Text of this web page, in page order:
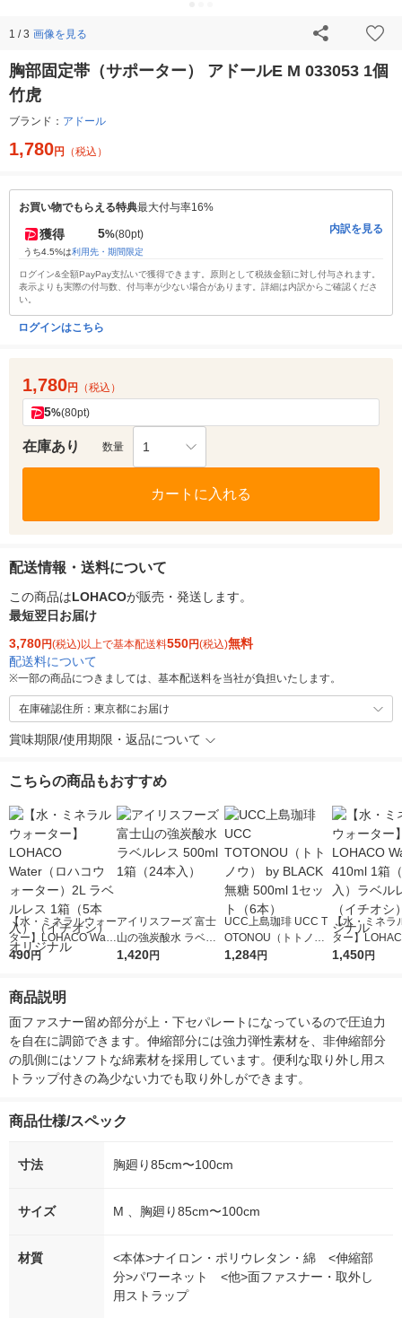
1 / 3 画像を見る
胸部固定帯（サポーター） アドールE M 033053 1個
竹虎
ブランド： アドール
1,780円 （税込）
お買い物でもらえる特典最大付与率16%
獲得 5%(80pt)
うち4.5%は利用先・期間限定
内訳を見る
ログイン&全額PayPay支払いで獲得できます。原則として税抜金額に対し付与されます。
表示よりも実際の付与数、付与率が少ない場合があります。詳細は内訳からご確認くださ
い。
ログインはこちら
1,780円 （税込）
5%(80pt)
在庫あり 数量 1
カートに入れる
配送情報・送料について
この商品はLOHACOが販売・発送します。
最短翌日お届け
3,780円(税込)以上で基本配送料550円(税込)無料
配送料について
※一部の商品につきましては、基本配送料を当社が負担いたします。
在庫確認住所：東京都にお届け
賞味期限/使用期限・返品について
こちらの商品もおすすめ
【水・ミネラルウォー
ター】LOHACO Wate
r（ロハコウォータ
シ） オリジナル
490円
アイリスフーズ 富士
山の強炭酸水 ラベル
レス 500ml 1箱（24
1,420円
UCC上島珈琲 UCC T
OTONOU（トトノ
ウ） by BLACK無糖 5
1,284円
【水・ミネラ
ター】
r 410ml 1箱（
1,450円
商品説明
面ファスナー留め部分が上・下セパレートになっているので圧迫力
を自在に調節できます。伸縮部分には強力弾性素材を、非伸縮部分
の肌側にはソフトな綿素材を採用しています。便利な取り外し用ス
トラップ付きの為少ない力でも取り外しができます。
商品仕様/スペック
寸法 胸廻り85cm〜100cm
サイズ M 、胸廻り85cm〜100cm
材質
<本体>ナイロン・ポリウレタン・綿 <伸縮部
分>パワーネット <他>面ファスナー・取外し
用ストラップ